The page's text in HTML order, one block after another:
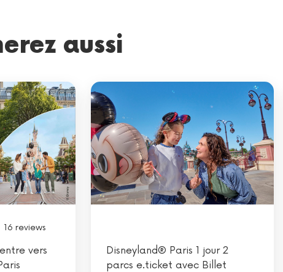
aussi
16 reviews
vers
Disneyland® Paris 1 jour 2
parcs e.ticket avec Billet